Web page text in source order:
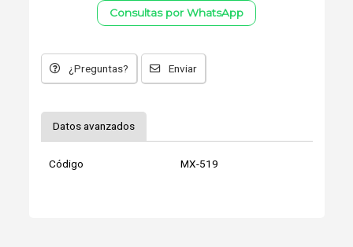
Consultas por WhatsApp
¿Preguntas? Enviar
Datos avanzados
Código MX-519